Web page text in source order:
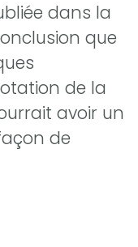
dans la
que
de la
avoir un
de